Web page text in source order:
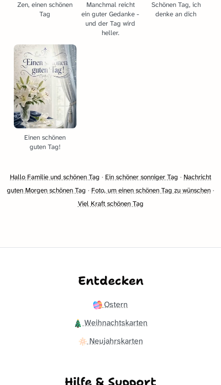
Zen, einen schönen
Tag
Manchmal reicht
ein guter Gedanke -
und der Tag wird
heller.
Schönen Tag, ich
denke an dich
Einen schönen
guten Tag!
Hallo Familie und schönen Tag · Ein schöner sonniger Tag · Nachricht
guten Morgen schönen Tag · Foto, um einen schönen Tag zu wünschen ·
Viel Kraft schönen Tag
Entdecken
Ostern
Weihnachtskarten
Neujahrskarten